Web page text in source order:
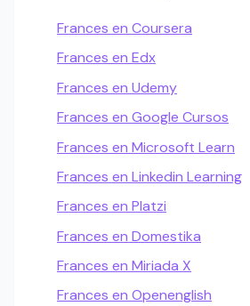
Frances en Coursera
Frances en Edx
Frances en Udemy
Frances en Google Cursos
Frances en Microsoft Learn
Frances en Linkedin Learning
Frances en Platzi
Frances en Domestika
Frances en Miriada X
Frances en Openenglish